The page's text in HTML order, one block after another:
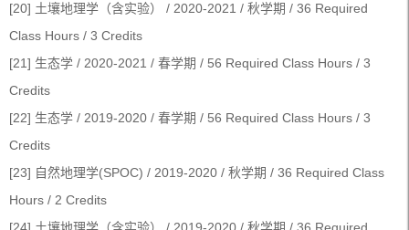
[20] 土壤地理学（含实验） / 2020-2021 / 秋学期 / 36 Required
Class Hours / 3 Credits
[21] 生态学 / 2020-2021 / 春学期 / 56 Required Class Hours / 3
Credits
[22] 生态学 / 2019-2020 / 春学期 / 56 Required Class Hours / 3
Credits
[23] 自然地理学(SPOC) / 2019-2020 / 秋学期 / 36 Required Class
Hours / 2 Credits